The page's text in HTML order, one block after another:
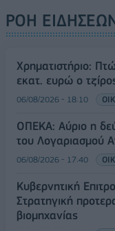
ΡΟΗ
Χρηματιστήριο:
εκατ. ευρώ ο
06/08/2026 - 18:10
ΟΠΕΚΑ: Αύριο η
του Λογαριασμού
06/08/2026 - 17:40
Κυβερνητική
Στρατηγική
βιομηχανίας